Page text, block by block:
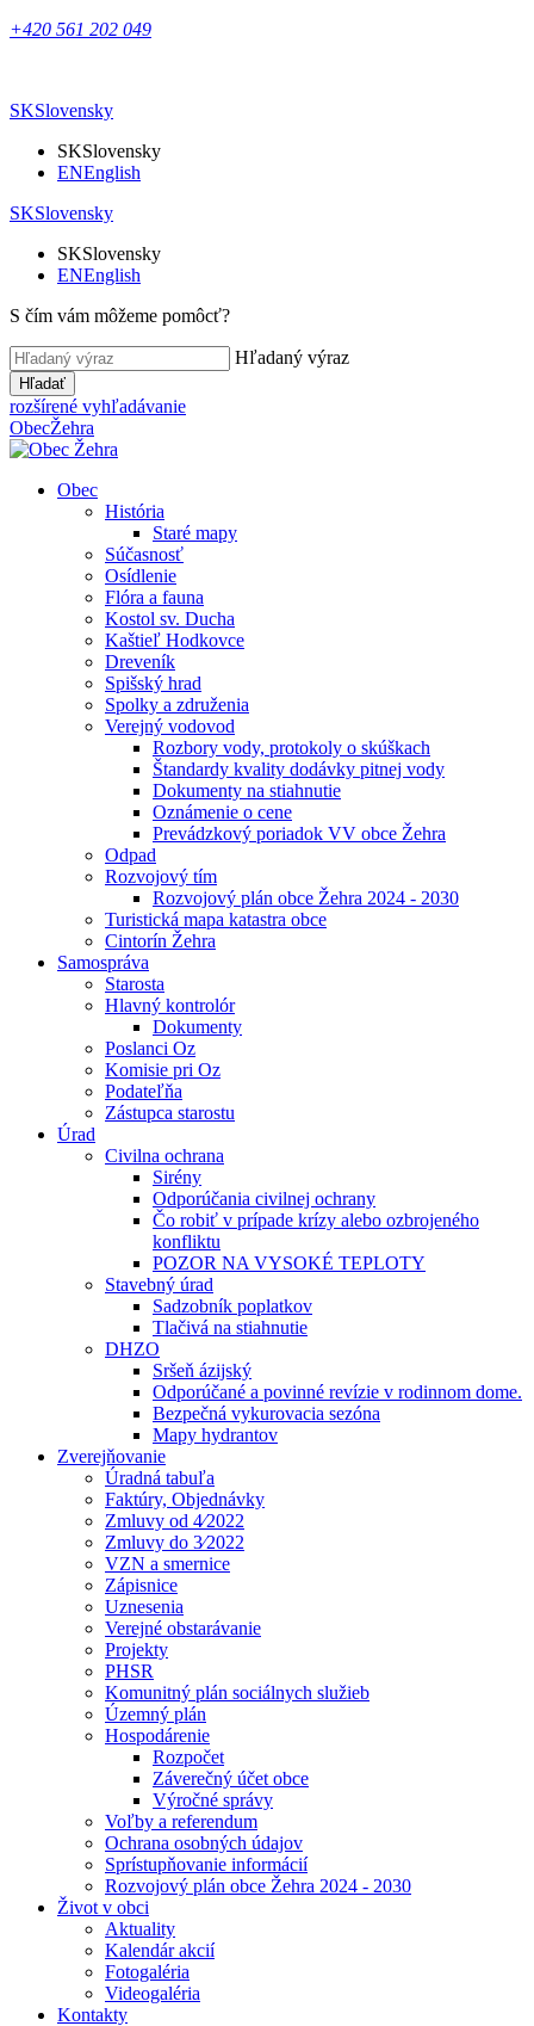
+420 561 202 049
SKSlovensky
SKSlovensky
ENEnglish
SKSlovensky
SKSlovensky
ENEnglish
S čím vám môžeme pomôcť?
Hľadaný výraz
Hľadať
rozšírené vyhľadávanie
ObecŽehra
Obec
História
Staré mapy
Súčasnosť
Osídlenie
Flóra a fauna
Kostol sv. Ducha
Kaštieľ Hodkovce
Dreveník
Spišský hrad
Spolky a združenia
Verejný vodovod
Rozbory vody, protokoly o skúškach
Štandardy kvality dodávky pitnej vody
Dokumenty na stiahnutie
Oznámenie o cene
Prevádzkový poriadok VV obce Žehra
Odpad
Rozvojový tím
Rozvojový plán obce Žehra 2024 - 2030
Turistická mapa katastra obce
Cintorín Žehra
Samospráva
Starosta
Hlavný kontrolór
Dokumenty
Poslanci Oz
Komisie pri Oz
Podateľňa
Zástupca starostu
Úrad
Civilna ochrana
Sirény
Odporúčania civilnej ochrany
Čo robiť v prípade krízy alebo ozbrojeného
konfliktu
POZOR NA VYSOKÉ TEPLOTY
Stavebný úrad
Sadzobník poplatkov
Tlačivá na stiahnutie
DHZO
Sršeň ázijský
Odporúčané a povinné revízie v rodinnom dome.
Bezpečná vykurovacia sezóna
Mapy hydrantov
Zverejňovanie
Úradná tabuľa
Faktúry, Objednávky
Zmluvy od 4⁄2022
Zmluvy do 3⁄2022
VZN a smernice
Zápisnice
Uznesenia
Verejné obstarávanie
Projekty
PHSR
Komunitný plán sociálnych služieb
Územný plán
Hospodárenie
Rozpočet
Záverečný účet obce
Výročné správy
Voľby a referendum
Ochrana osobných údajov
Sprístupňovanie informácií
Rozvojový plán obce Žehra 2024 - 2030
Život v obci
Aktuality
Kalendár akcií
Fotogaléria
Videogaléria
Kontakty